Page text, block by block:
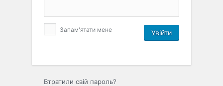
Запам'ятати мене
Втратили свій пароль?